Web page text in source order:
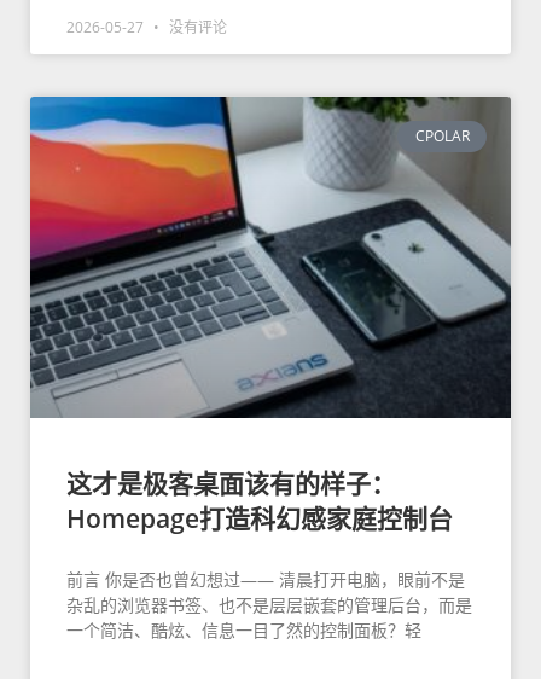
2026-05-27 没有评论
CPOLAR
这才是极客桌面该有的样子：
Homepage打造科幻感家庭控制台
前言 你是否也曾幻想过—— 清晨打开电脑，眼前不是
杂乱的浏览器书签、也不是层层嵌套的管理后台，而是
一个简洁、酷炫、信息一目了然的控制面板？轻